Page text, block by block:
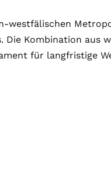
westfälischen
Die Kombination aus
für langfristige